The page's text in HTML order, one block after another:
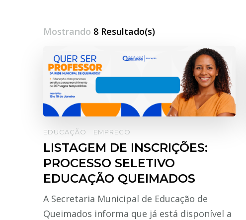
Mostrando 8 Resultado(s)
EDUCAÇÃO EMPREGO
LISTAGEM DE INSCRIÇÕES:
PROCESSO SELETIVO
EDUCAÇÃO QUEIMADOS
A Secretaria Municipal de Educação de
Queimados informa que já está disponível a